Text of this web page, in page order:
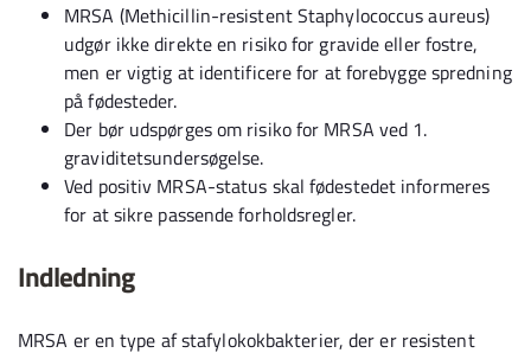
MRSA (Methicillin-resistent Staphylococcus aureus)
udgør ikke direkte en risiko for gravide eller fostre,
men er vigtig at identificere for at forebygge spredning
på fødesteder.
Der bør udspørges om risiko for MRSA ved 1.
graviditetsundersøgelse.
Ved positiv MRSA-status skal fødestedet informeres
for at sikre passende forholdsregler.
Indledning
MRSA er en type af stafylokokbakterier, der er resistent